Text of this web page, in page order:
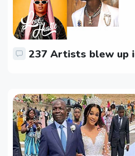
237 Artists blew up